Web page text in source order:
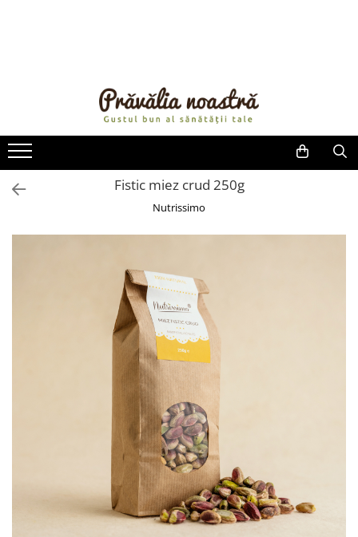
ULEIURI ȘI UNTURI
MĂSLINE
FRUCTE DESHIDRATATE
FRUCTE LA CONSERVĂ
FĂINĂ FĂRĂ GLUTEN
BĂUTURI / LAPTE VEGETAL
CREME ȘI PASTE TARTINABILE
CIOCOLATĂ ȘI CACAO
Fistic miez crud 250g
Nutrissimo